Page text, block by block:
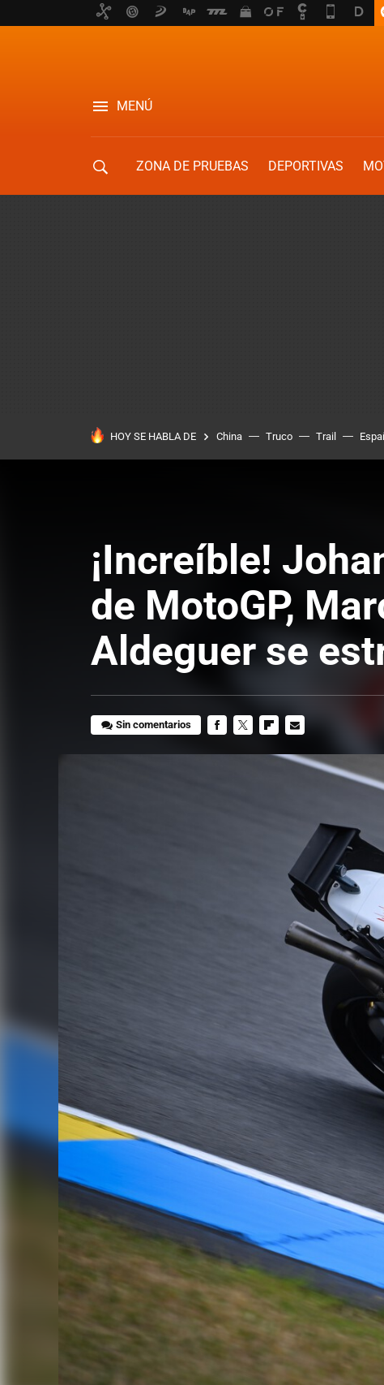
MENÚ
ZONA DE PRUEBAS DEPORTIVAS
HOY SE HABLA DE China Truco Trail
¡Increíble!
de MotoGP,
Aldeguer se
Sin comentarios
MAIL